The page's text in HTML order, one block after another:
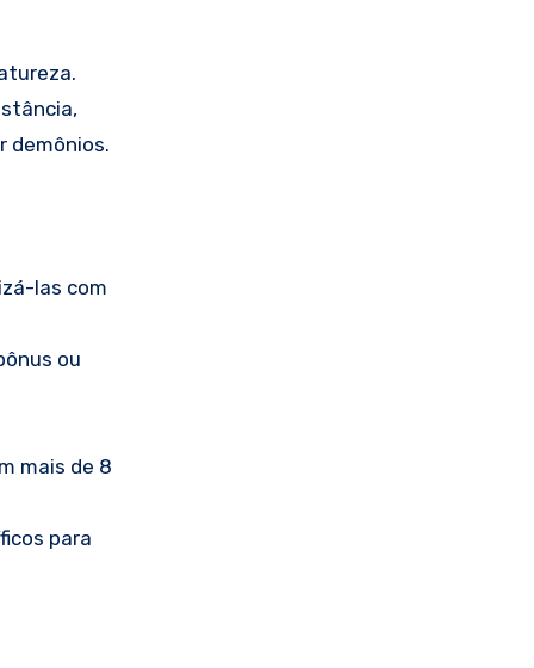
demônios.
las com
ou
mais de 8
para